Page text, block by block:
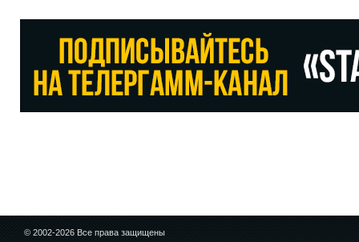
© 2002-2026 Все права защищены